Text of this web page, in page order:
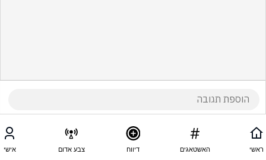
ראשי האשטאגים דיווח צבע אדום אישי